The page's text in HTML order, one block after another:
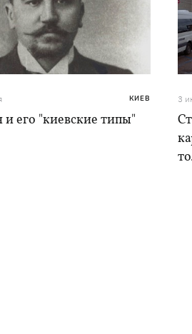
КИЕВ
его "киевские типы"
3